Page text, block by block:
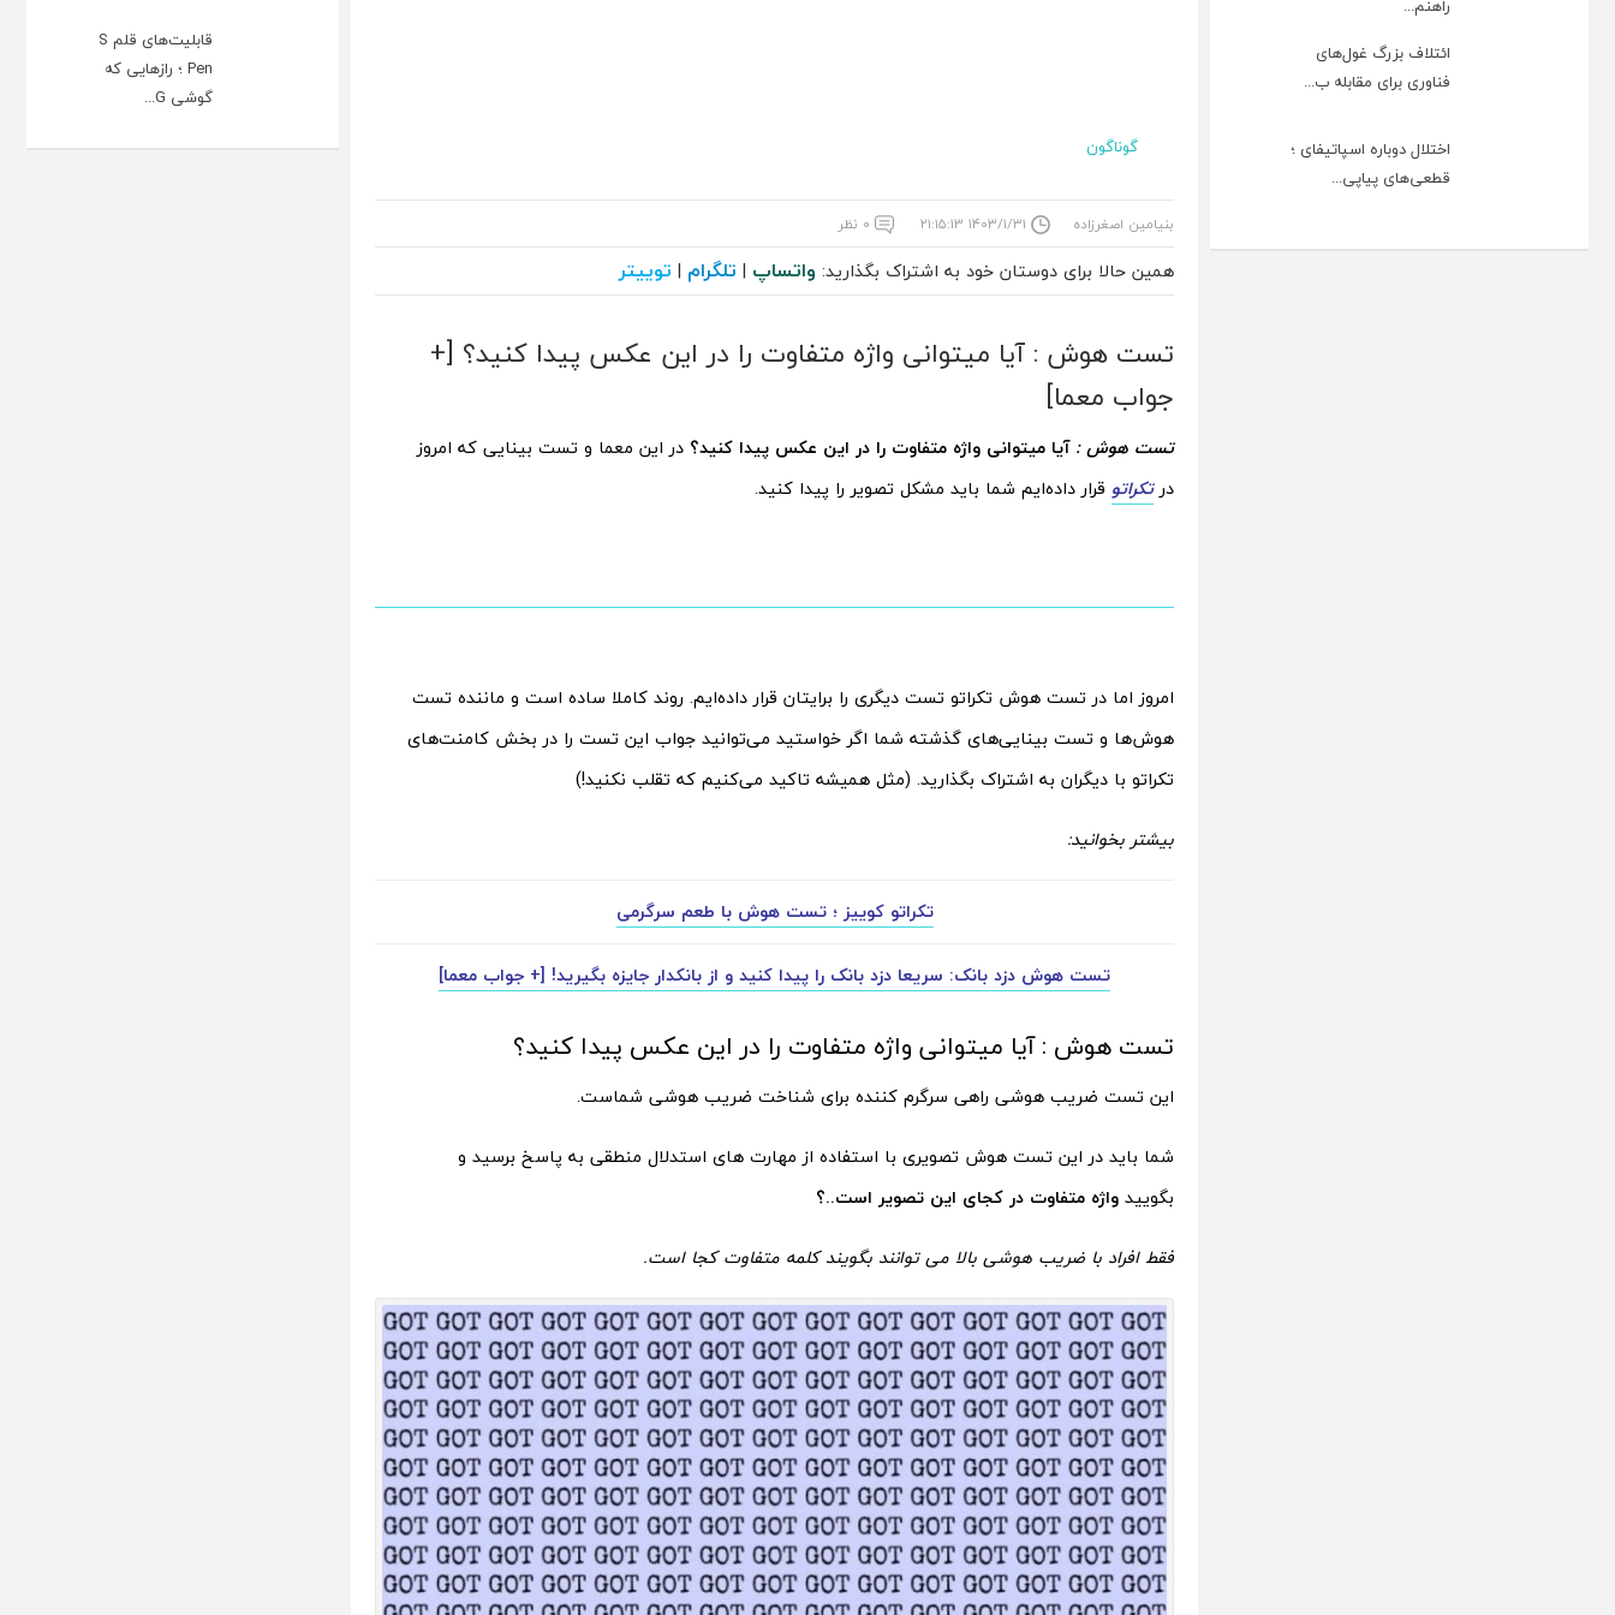
راهنم...
ائتلاف بزرگ غول‌های
فناوری برای مقابله ب...
اختلال دوباره اسپاتیفای ؛
قطعی‌های پیاپی...
گوناگون
بنیامین اصغرزاده ۱۴۰۳/۱/۳۱ ۲۱:۱۵:۱۳ ۰ نظر
همین حالا برای دوستان خود به اشتراک بگذارید: واتساپ | تلگرام | توییتر
تست هوش : آیا میتوانی واژه متفاوت را در این عکس پیدا کنید؟ [+
جواب معما]
تست هوش : آیا میتوانی واژه متفاوت را در این عکس پیدا کنید؟ در این معما و تست بینایی که امروز
درتکراتو قرار داده‌ایم شما باید مشکل تصویر را پیدا کنید.
امروز اما در تست هوش تکراتو تست دیگری را برایتان قرار داده‌ایم. روند کاملا ساده است و ماننده تست
هوش‌ها و تست بینایی‌های گذشته شما اگر خواستید می‌توانید جواب این تست را در بخش کامنت‌های
تکراتو با دیگران به اشتراک بگذارید. (مثل همیشه تاکید می‌کنیم که تقلب نکنید!)
بیشتر بخوانید:
تکراتو کوییز ؛ تست هوش با طعم سرگرمی
تست هوش دزد بانک: سریعا دزد بانک را پیدا کنید و از بانکدار جایزه بگیرید! [+ جواب معما]
تست هوش : آیا میتوانی واژه متفاوت را در این عکس پیدا کنید؟
این تست ضریب هوشی راهی سرگرم کننده برای شناخت ضریب هوشی شماست.
شما باید در این تست هوش تصویری با استفاده از مهارت های استدلال منطقی به پاسخ برسید و
بگویید واژه متفاوت در کجای این تصویر است..؟
فقط افراد با ضریب هوشی بالا می توانند بگویند کلمه متفاوت کجا است.
قابلیت‌های قلم S
Pen ؛ رازهایی که
گوشی G...